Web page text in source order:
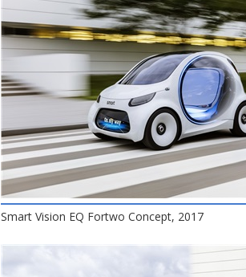
Smart Vision EQ Fortwo Concept, 2017